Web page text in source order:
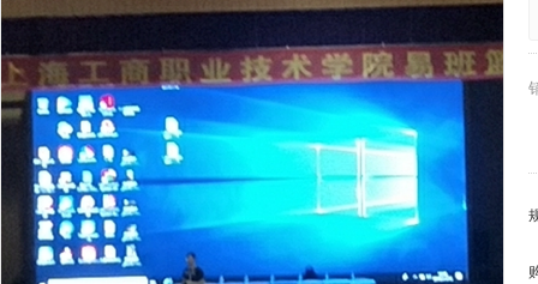
餐饮用品
纺织布草
清洁设备
电器设备
IT/智能化
灯饰照明
家私家具
基础建材